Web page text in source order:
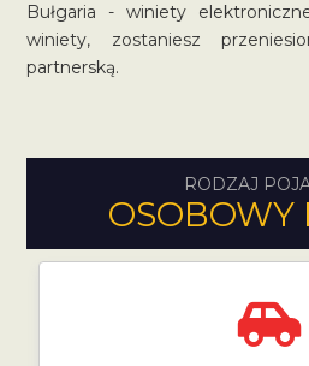
Bułgaria - winiety
winiety, zostaniesz
partnerską.
RODZAJ
OSOBOWY